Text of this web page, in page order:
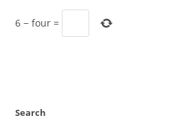
6 −four =
Search